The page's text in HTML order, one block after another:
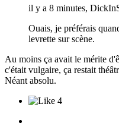
il y a 8 minutes,
Ouais, je préférais
levrette sur scène.
Au moins ça avait le mérite
c'était vulgaire, ça restait
Néant absolu.
4